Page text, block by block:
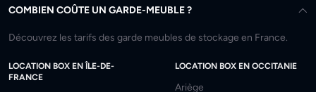
COMBIEN COÛTE UN GARDE-MEUBLE ?
Découvrez les tarifs des garde meubles de stockage en France.
LOCATION BOX EN ÎLE-DE-
FRANCE
LOCATION BOX EN OCCITANIE
Ariège